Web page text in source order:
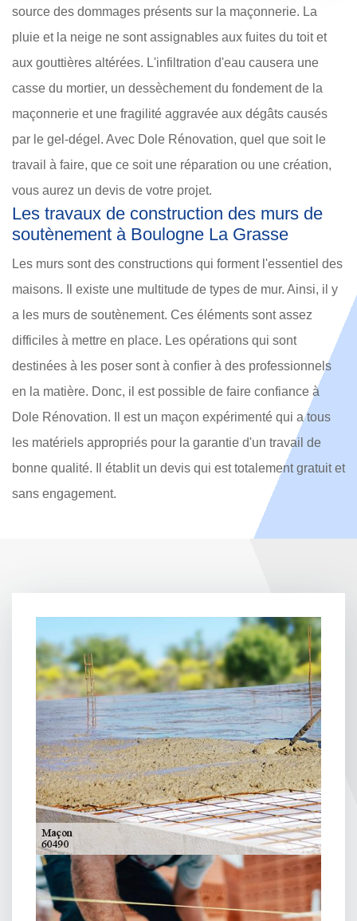
source des dommages présents sur la maçonnerie. La
pluie et la neige ne sont assignables aux fuites du toit et
aux gouttières altérées. L'infiltration d'eau causera une
casse du mortier, un dessèchement du fondement de la
maçonnerie et une fragilité aggravée aux dégâts causés
par le gel-dégel. Avec Dole Rénovation, quel que soit le
travail à faire, que ce soit une réparation ou une création,
vous aurez un devis de votre projet.
Les travaux de construction des murs de
soutènement à Boulogne La Grasse
Les murs sont des constructions qui forment l'essentiel des
maisons. Il existe une multitude de types de mur. Ainsi, il y
a les murs de soutènement. Ces éléments sont assez
difficiles à mettre en place. Les opérations qui sont
destinées à les poser sont à confier à des professionnels
en la matière. Donc, il est possible de faire confiance à
Dole Rénovation. Il est un maçon expérimenté qui a tous
les matériels appropriés pour la garantie d'un travail de
bonne qualité. Il établit un devis qui est totalement gratuit et
sans engagement.